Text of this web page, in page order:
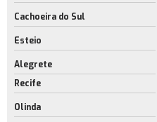
Cachoeira do Sul
Esteio
Alegrete
Recife
Olinda